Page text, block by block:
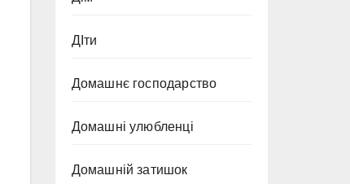
ДІти
Домашнє господарство
Домашні улюбленці
Домашній затишок